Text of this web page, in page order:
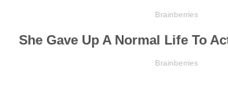
Brainberries
She Gave Up A Normal Life To
Brainberries